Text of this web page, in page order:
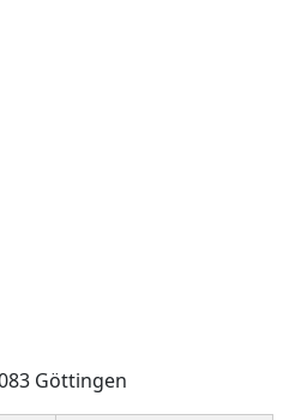
Göttingen